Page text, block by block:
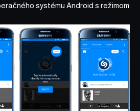
systému Android s režimom